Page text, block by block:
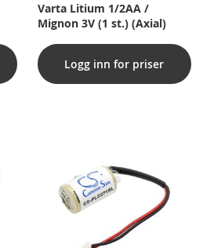
Varta Litium 1/2AA /
Mignon 3V (1 st.) (Axial)
Logg inn for priser